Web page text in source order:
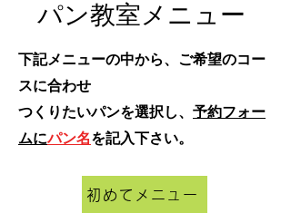
パン教室メニュー
下記メニューの中から、ご希望のコー
スに合わせ
​つくりたいパンを選択し、 予約フォー
ムにパン名を記入下さい。
初めてメニュー